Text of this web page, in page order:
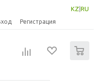
KZ RU
Регистрация